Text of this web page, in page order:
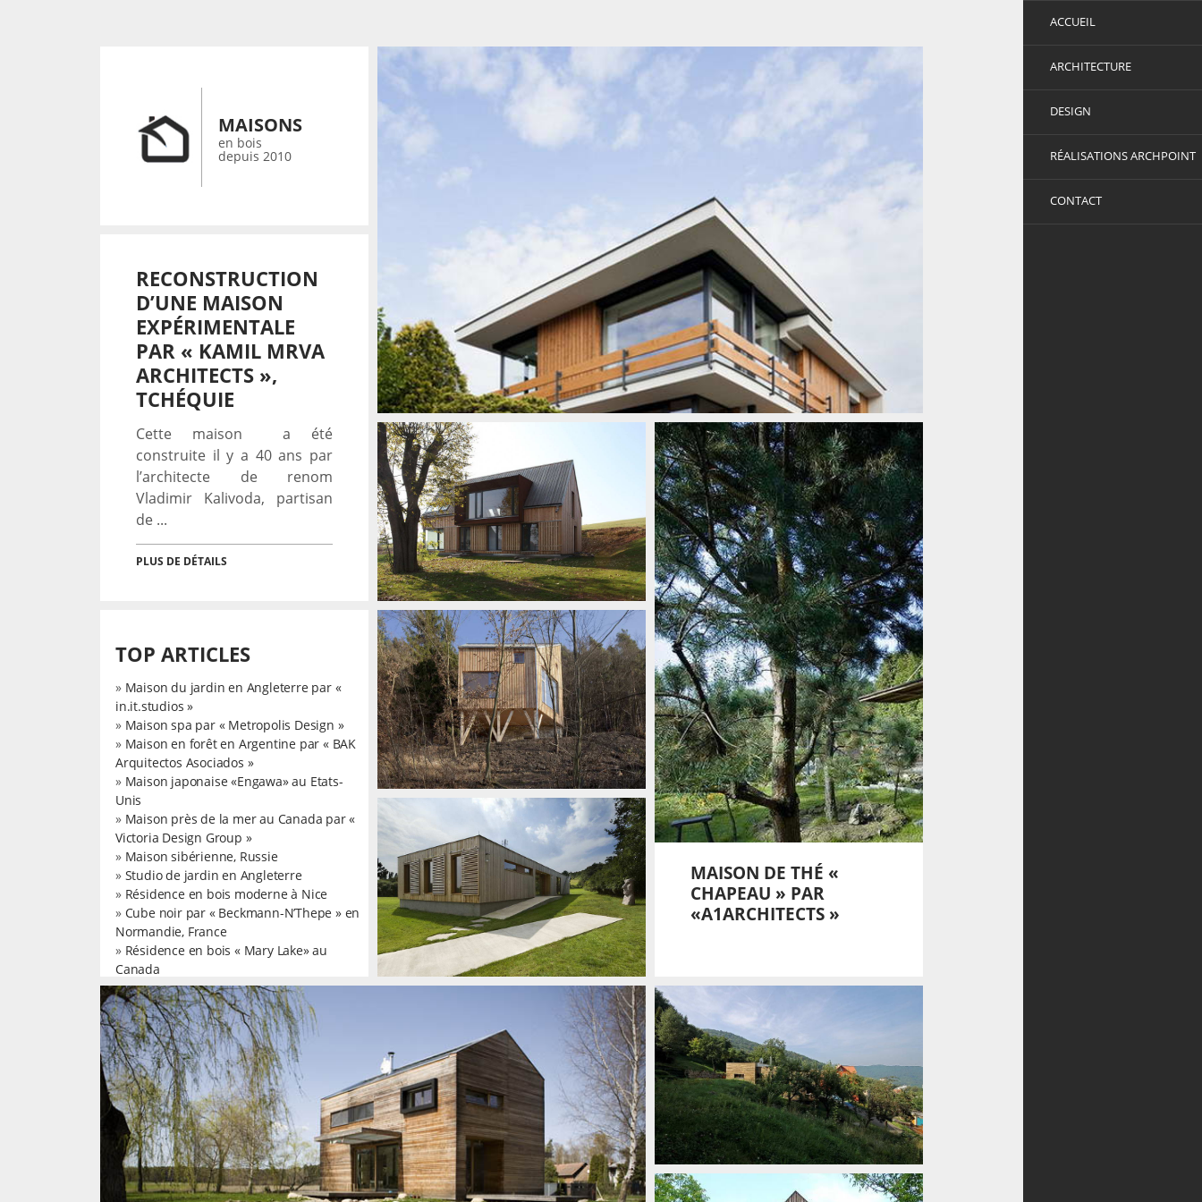
ACCUEIL
ARCHITECTURE
DESIGN
RÉALISATIONS ARCHPOINT
CONTACT
MAISONS
en bois
depuis 2010
RECONSTRUCTION
D’UNE MAISON
EXPÉRIMENTALE
PAR « KAMIL MRVA
ARCHITECTS »,
TCHÉQUIE
Cette maison a été
construite il y a 40 ans par
l’architecte de renom
Vladimir Kalivoda, partisan
de ...
PLUS DE DÉTAILS
MAISON EN BOIS PAR «
PRODESI », TCHÉQUIE
Architecture
MAISON DE THÉ «
CHAPEAU » PAR
«A1ARCHITECTS »
TOP ARTICLES
» Maison du jardin en Angleterre par «
in.it.studios »
» Maison spa par « Metropolis Design »
» Maison en forêt en Argentine par « BAK
Arquitectos Asociados »
» Maison japonaise «Engawa» au Etats-
Unis
» Maison près de la mer au Canada par «
Victoria Design Group »
» Maison sibérienne, Russie
» Studio de jardin en Angleterre
» Résidence en bois moderne à Nice
» Cube noir par « Beckmann-N’Thepe » en
Normandie, France
» Résidence en bois « Mary Lake» au
Canada
MAISON EN BOIS PAR
«A_LT ARCHITEKTI»,
TCHÉQUIE
Architecture →
MAISON EN BOIS PAR «
CAJTHAMLOVA
MARKETA ARCHITEKTKA
», TCHÉQUIE
Architecture
MAISON SUR UNE
PENTE EN TCHÉQUIE
PAR « 3+1 ARCHITEKTI »
Architecture →